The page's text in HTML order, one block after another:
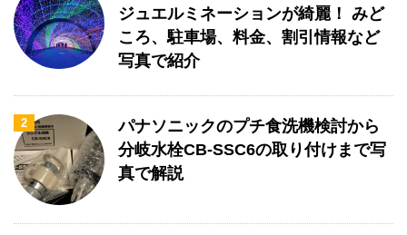
ジュエルミネーションが綺麗！ みど
ころ、駐車場、料金、割引情報など
写真で紹介
2
パナソニックのプチ食洗機検討から
分岐水栓CB-SSC6の取り付けまで写
真で解説